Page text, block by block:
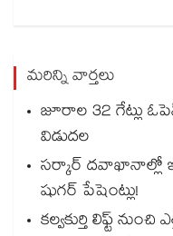
మరిన్ని వార్తలు
జూరాల 32 గేట్లు
విడుదల
సర్కార్ దవాఖానాల్లో
షుగర్ పేషెంట్లు!
కల్వకుర్తి లిఫ్ట్